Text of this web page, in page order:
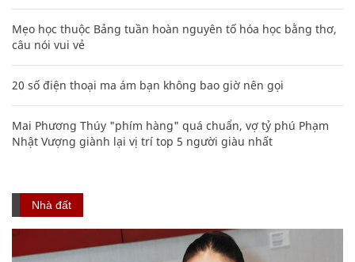
Mẹo học thuộc Bảng tuần hoàn nguyên tố hóa học bằng thơ,
câu nói vui vẻ
20 số điện thoại ma ám bạn không bao giờ nên gọi
Mai Phương Thúy "phím hàng" quá chuẩn, vợ tỷ phú Phạm
Nhật Vượng giành lại vị trí top 5 người giàu nhất
Nhà đất